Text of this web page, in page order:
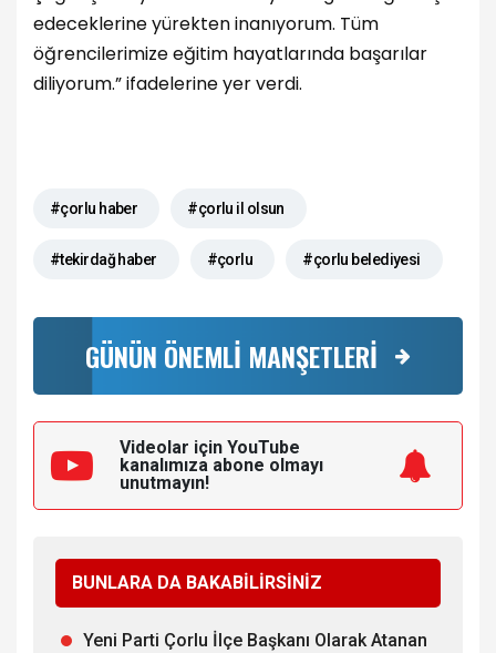
edeceklerine yürekten inanıyorum. Tüm
öğrencilerimize eğitim hayatlarında başarılar
diliyorum.” ifadelerine yer verdi.
#çorlu haber #çorlu il olsun
#tekirdağ haber #çorlu #çorlu belediyesi
GÜNÜN ÖNEMLİ MANŞETLERİ
Videolar için YouTube
kanalımıza abone olmayı
unutmayın!
BUNLARA DA BAKABİLİRSİNİZ
Yeni Parti Çorlu İlçe Başkanı Olarak Atanan